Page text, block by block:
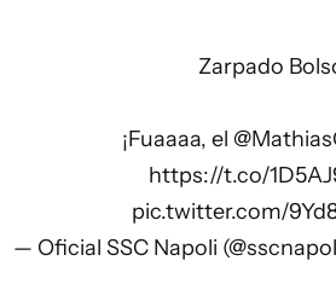
Zarpado
¡Fuaaaa, el
https://t.co/
pic.twitter.com/
— Oficial SSC Napoli